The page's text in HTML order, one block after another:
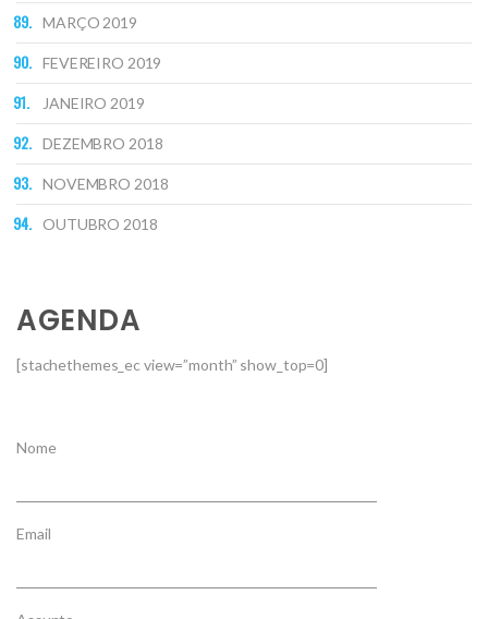
MARÇO 2019
FEVEREIRO 2019
JANEIRO 2019
DEZEMBRO 2018
NOVEMBRO 2018
OUTUBRO 2018
AGENDA
[stachethemes_ec view=”month” show_top=0]
Nome
Email